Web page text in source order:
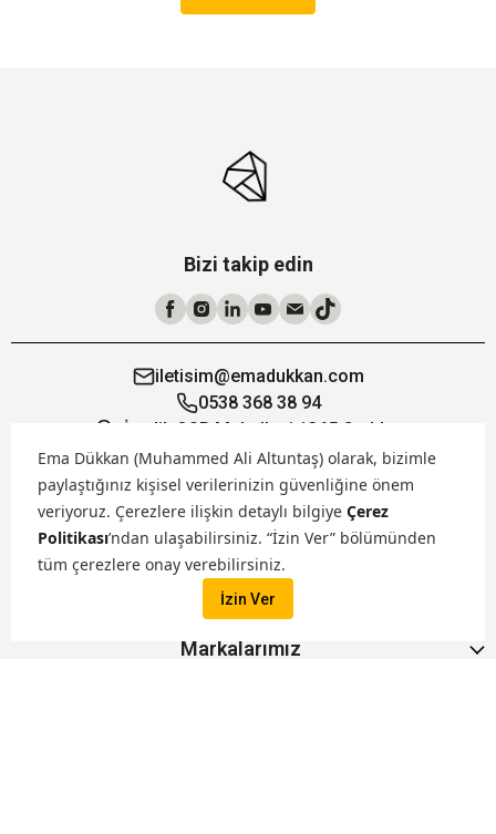
Ema Dükkan (Muhammed Ali Altuntaş) olarak, bizimle
paylaştığınız kişisel verilerinizin güvenliğine önem
veriyoruz. Çerezlere ilişkin detaylı bilgiye Çerez
Politikası’ndan ulaşabilirsiniz. “İzin Ver” bölümünden
tüm çerezlere onay verebilirsiniz.
İzin Ver
Bizi takip edin
iletisim@emadukkan.com
0538 368 38 94
İvedik OSB Mahallesi 1365 Cadde
19/1 Yenimahalle Ankara
Öne Çıkanlar
Hakkımızda
Markalarımız